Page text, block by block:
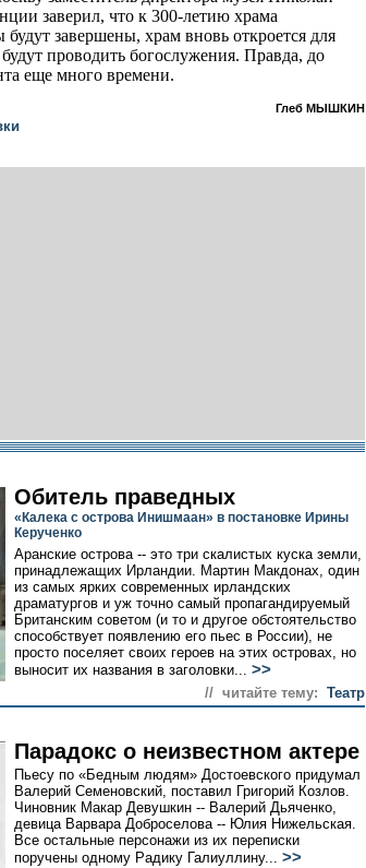
заверил, что к 300-летию храма
завершены, храм вновь откроется для
проводить богослужения. Правда, до
еще много времени.
Глеб МЫШКИН
Обитель праведных
«Калека с острова Инишмаан» в постановке Ирины
Керученко
Аранские острова -- это три скалистых куска земли,
принадлежащих Ирландии. Мартин Макдонах, один
из самых ярких современных ирландских
драматургов и уж точно самый пропагандируемый
Британским советом (и то и другое обстоятельство
способствует появлению его пьес в России), не
просто поселяет своих героев на этих островах, но
выносит их названия в заголовки... >>
// читайте тему: Театр
Парадокс о неизвестном актере
Пьесу по «Бедным людям» Достоевского придумал
Валерий Семеновский, поставил Григорий Козлов.
Чиновник Макар Девушкин -- Валерий Дьяченко,
девица Варвара Доброселова -- Юлия Нижельская.
Все остальные персонажи из их переписки
поручены одному Радику Галиуллину... >>